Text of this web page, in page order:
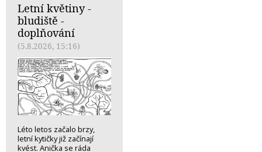
Letní květiny -
bludiště -
doplňování
(5.8.2026, 15:16)
Léto letos začalo brzy,
letní kytičky již začínají
kvést. Anička se ráda